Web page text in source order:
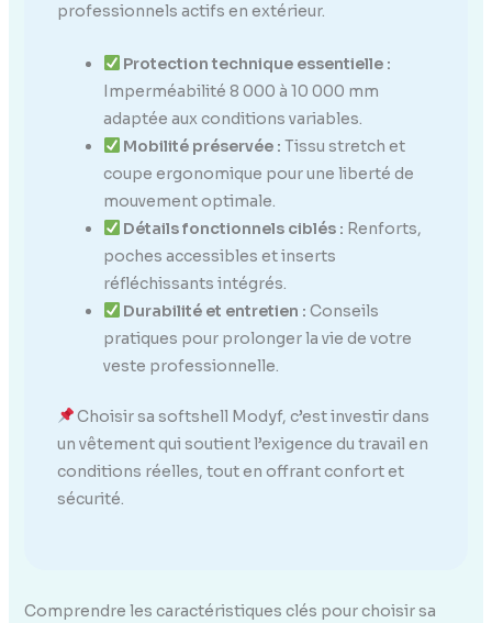
professionnels actifs en extérieur.
Protection technique essentielle :
Imperméabilité 8 000 à 10 000 mm
adaptée aux conditions variables.
Mobilité préservée : Tissu stretch et
coupe ergonomique pour une liberté de
mouvement optimale.
Détails fonctionnels ciblés : Renforts,
poches accessibles et inserts
réfléchissants intégrés.
Durabilité et entretien : Conseils
pratiques pour prolonger la vie de votre
veste professionnelle.
Choisir sa softshell Modyf, c’est investir dans
un vêtement qui soutient l’exigence du travail en
conditions réelles, tout en offrant confort et
sécurité.
Comprendre les caractéristiques clés pour choisir sa